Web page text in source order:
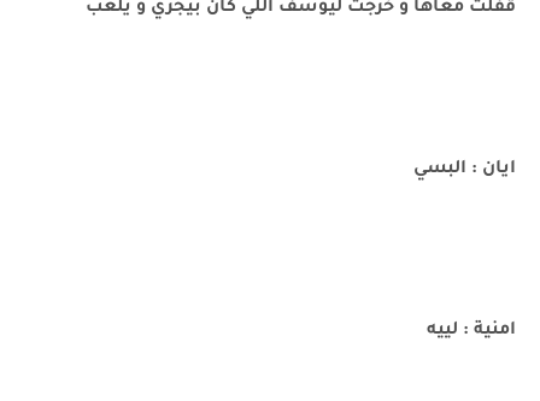
قفلت معاها و خرجت ليوسف اللي كان بيجري و يلعب
ايان : البسي
امنية : لييه